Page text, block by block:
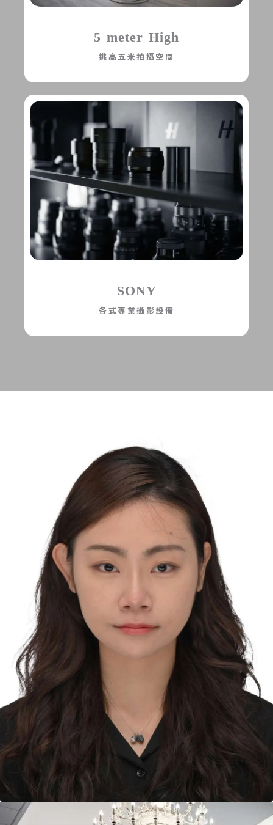
5 meter High
挑高五米拍攝空間
SONY
各式專業攝影設備